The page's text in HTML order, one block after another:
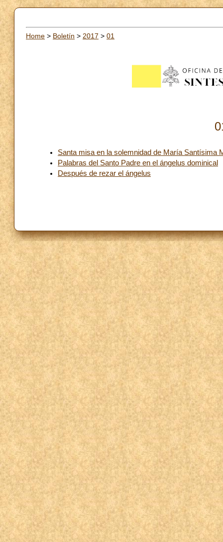
Home > Boletín > 2017 > 01
Santa misa en la solemnidad de María Santísima
Palabras del Santo Padre en el ángelus dominical
Después de rezar el ángelus